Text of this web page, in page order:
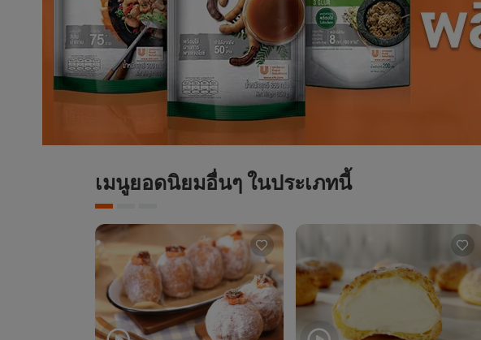
เมนูยอดนิยมอื่นๆ ในประเภทนี้